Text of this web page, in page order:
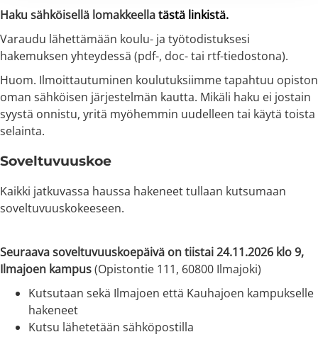
Haku sähköisellä lomakkeellatästä linkistä.
Varaudu lähettämään koulu- ja työtodistuksesi
hakemuksen yhteydessä (pdf-, doc- tai rtf-tiedostona).
Huom. Ilmoittautuminen koulutuksiimme tapahtuu opiston
oman sähköisen järjestelmän kautta. Mikäli haku ei jostain
syystä onnistu, yritä myöhemmin uudelleen tai käytä toista
selainta.
Soveltuvuuskoe
Kaikki jatkuvassa haussa hakeneet tullaan kutsumaan
soveltuvuuskokeeseen.
Seuraava soveltuvuuskoepäivä on tiistai 24.11.2026 klo 9,
Ilmajoen kampus(Opistontie 111, 60800 Ilmajoki)
Kutsutaan sekä Ilmajoen että Kauhajoen kampukselle
hakeneet
Kutsu lähetetään sähköpostilla